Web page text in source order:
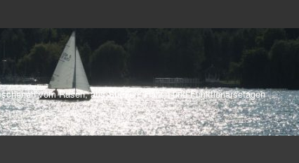
vom Rasen, aus Stadien, Hallen und Funktionärsetagen